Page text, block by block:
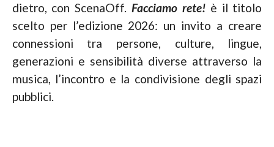
dietro, con ScenaOff.Facciamo rete!è il titolo
scelto per l’edizione 2026: un invito a creare
connessioni tra persone, culture, lingue,
generazioni e sensibilità diverse attraverso la
musica, l’incontro e la condivisione degli spazi
pubblici.